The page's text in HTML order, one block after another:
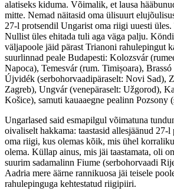
alatiseks kiduma. Võimalik, et lausa
mitte. Nemad näitasid oma ülisuurt
27-l protsendil Ungarist oma riigi uuesti
Nullist üles ehitada tuli aga väga palju.
väljapoole jäid pärast Trianoni rahulepingut
suurlinnad peale Budapesti: Kolozsvár
Napoca), Temesvár (rum. Timișoara),
Újvidék (serbohorvaadipäraselt: Novi Sad),
Zagreb), Ungvár (venepäraselt: Užgorod),
Košice), samuti kauaaegne pealinn Pozsony
Ungarlased said esmapilgul võimatuna
oivaliselt hakkama: taastasid allesjäänud 27-l
oma riigi, kus olemas kõik, mis ühel
olema. Küllap ainus, mis jäi taastamata, oli
suurim sadamalinn Fiume (serbohorvaadi
Aadria mere äärne rannikuosa jäi teisele
rahulepinguga kehtestatud riigipiiri.